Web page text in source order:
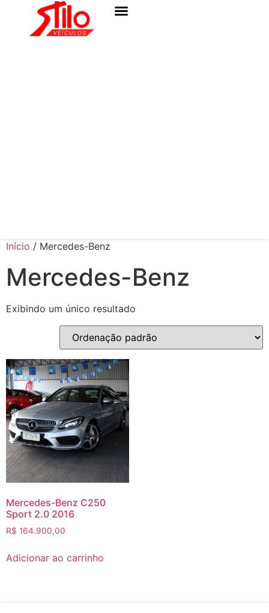
Início / Mercedes-Benz
Mercedes-Benz
Exibindo um único resultado
Mercedes-Benz C250
Sport 2.0 2016
R$ 164.900,00
Adicionar ao carrinho